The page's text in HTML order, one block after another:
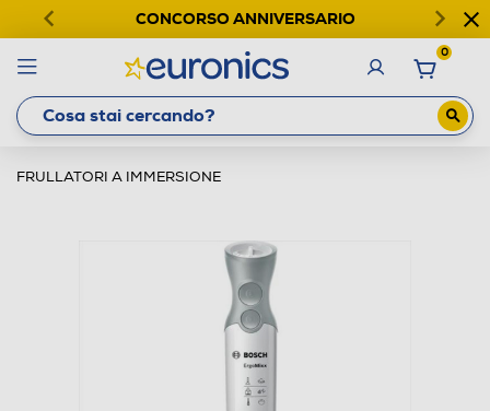
CONCORSO ANNIVERSARIO
0
FRULLATORI A IMMERSIONE